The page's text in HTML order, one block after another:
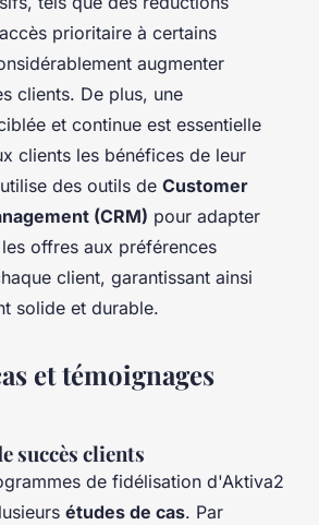
prioritaire à certains
augmenter
clients. De plus, une
et continue est essentielle
clients les bénéfices de leur
des outils de Customer
(CRM) pour adapter
offres aux préférences
client, garantissant ainsi
solide et durable.
et témoignages
succès clients
de fidélisation d'Aktiva2
études de cas. Par